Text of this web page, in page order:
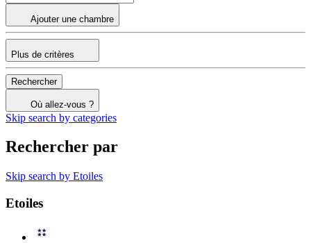
Ajouter une chambre
Plus de critères
Rechercher
Où allez-vous ?
Skip search by categories
Rechercher par
Skip search by Etoiles
Etoiles